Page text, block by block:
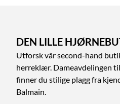
DEN LILLE
Utforsk vår second-hand
herreklær. Dameavdelingen
finner du stilige plagg fra
Balmain.